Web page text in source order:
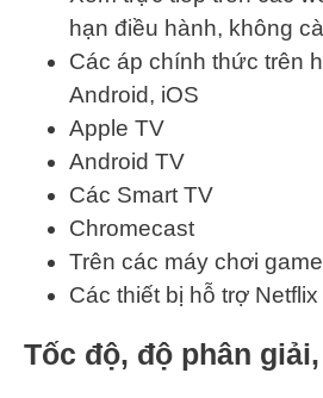
hạn điều hành, không
Các áp chính thức trên
Android, iOS
Apple TV
Android TV
Các Smart TV
Chromecast
Trên các máy chơi
Các thiết bị hỗ trợ Netflix
Tốc độ, độ phân